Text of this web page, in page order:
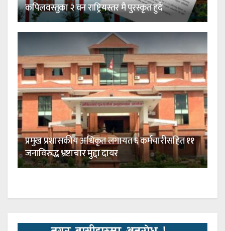
कपिलवस्तुका २ वन राष्ट्रियस्तर मै पुरस्कृत हुदै
प्रमुख प्रशासकीय अधिकृत लगायत ६ कर्मचारीसहित ११
जनाविरुद्ध भ्रष्टाचार मुद्दा दायर